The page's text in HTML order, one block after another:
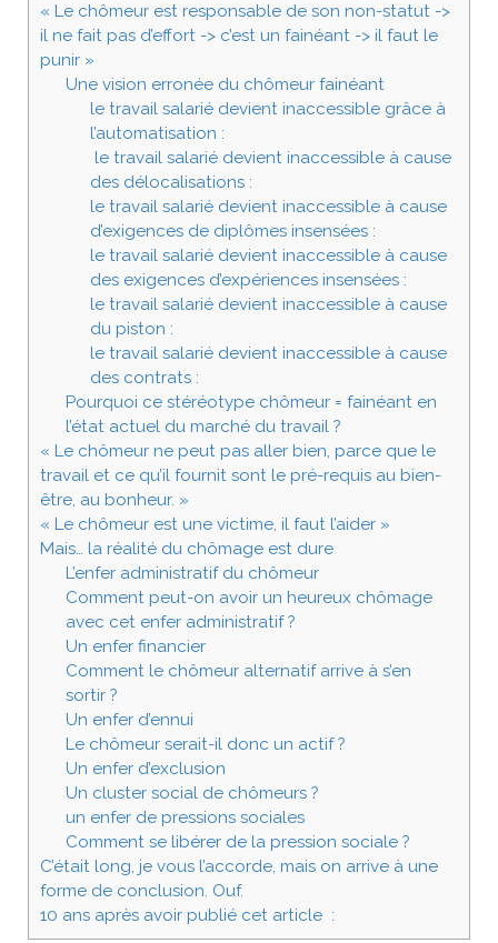
« Le chômeur est responsable de son non-statut ->
il ne fait pas d’effort -> c’est un fainéant -> il faut le
punir »
Une vision erronée du chômeur fainéant
le travail salarié devient inaccessible grâce à
l’automatisation :
le travail salarié devient inaccessible à cause
des délocalisations :
le travail salarié devient inaccessible à cause
d’exigences de diplômes insensées :
le travail salarié devient inaccessible à cause
des exigences d’expériences insensées :
le travail salarié devient inaccessible à cause
du piston :
le travail salarié devient inaccessible à cause
des contrats :
Pourquoi ce stéréotype chômeur = fainéant en
l’état actuel du marché du travail ?
« Le chômeur ne peut pas aller bien, parce que le
travail et ce qu’il fournit sont le pré-requis au bien-
être, au bonheur. »
« Le chômeur est une victime, il faut l’aider »
Mais… la réalité du chômage est dure
L’enfer administratif du chômeur
Comment peut-on avoir un heureux chômage
avec cet enfer administratif ?
Un enfer financier
Comment le chômeur alternatif arrive à s’en
sortir ?
Un enfer d’ennui
Le chômeur serait-il donc un actif ?
Un enfer d’exclusion
Un cluster social de chômeurs ?
un enfer de pressions sociales
Comment se libérer de la pression sociale ?
C’était long, je vous l’accorde, mais on arrive à une
forme de conclusion. Ouf.
10 ans après avoir publié cet article :